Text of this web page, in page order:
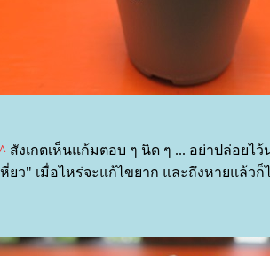
^สังเกตเห็นแก้มตอบ ๆ นิด ๆ ... อย่าปล่อยไว้
หี่ยว" เมื่อไหร่จะแก้ไขยาก และถึงหายแล้ว